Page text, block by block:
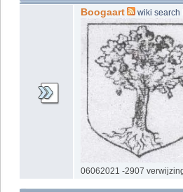
Boogaart wiki search
06062021 -2907